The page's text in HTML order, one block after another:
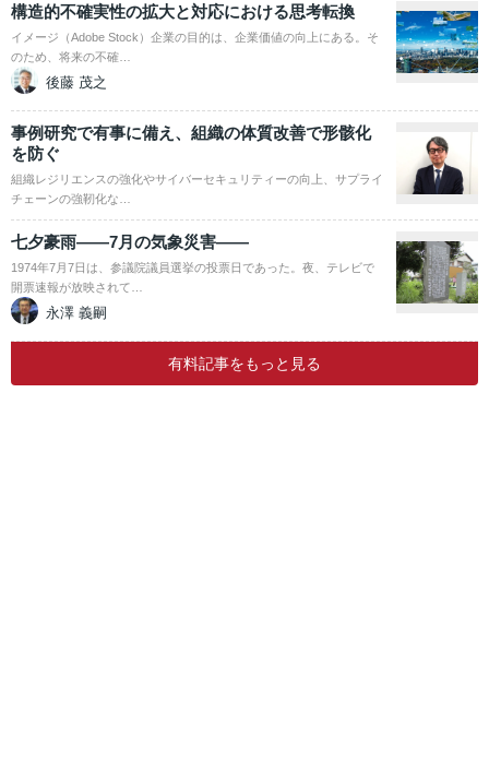
構造的不確実性の拡大と対応における思考転換
イメージ（Adobe Stock）企業の目的は、企業価値の向上にある。そ
のため、将来の不確…
後藤 茂之
事例研究で有事に備え、組織の体質改善で形骸化
を防ぐ
組織レジリエンスの強化やサイバーセキュリティーの向上、サプライ
チェーンの強靭化な…
七夕豪雨――7月の気象災害――
1974年7月7日は、参議院議員選挙の投票日であった。夜、テレビで
開票速報が放映されて…
永澤 義嗣
有料記事をもっと見る